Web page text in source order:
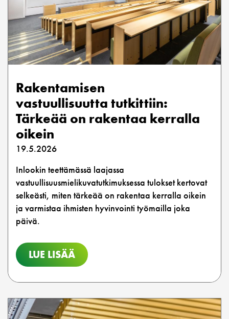
Rakentamisen
vastuullisuutta tutkittiin:
Tärkeää on rakentaa kerralla
oikein
19.5.2026
Inlookin teettämässä laajassa
vastuullisuusmielikuvatutkimuksessa tulokset kertovat
selkeästi, miten tärkeää on rakentaa kerralla oikein
ja varmistaa ihmisten hyvinvointi työmailla joka
päivä.
LUE LISÄÄ